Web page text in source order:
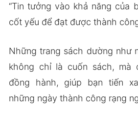
“Tin tưởng vào khả năng của
cốt yếu để đạt được thành
Những trang sách dường như
không chỉ là cuốn sách, mà
đồng hành, giúp bạn tiến
những ngày thành công rạng